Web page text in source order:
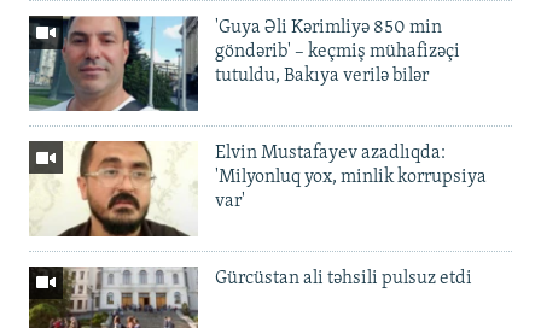
'Guya Əli Kərimliyə 850 min
göndərib' – keçmiş mühafizəçi
tutuldu, Bakıya verilə bilər
Elvin Mustafayev azadlıqda:
'Milyonluq yox, minlik korrupsiya
var'
Gürcüstan ali təhsili pulsuz etdi